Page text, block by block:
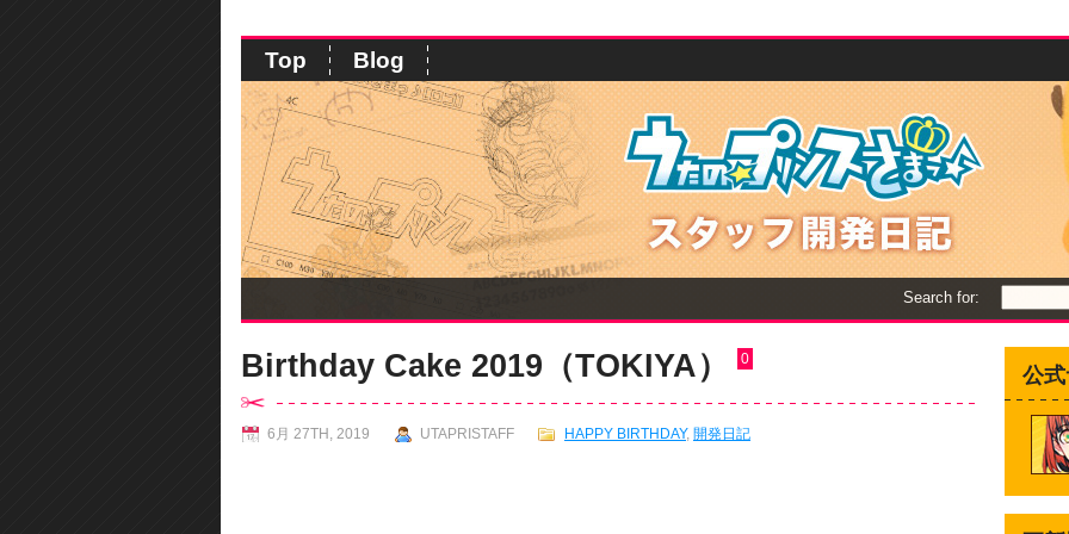
Top Blog
Search for:
Birthday Cake 2019（TOKIYA） 0
6月 27TH, 2019 UTAPRISTAFF HAPPY BIRTHDAY, 開発日記
公